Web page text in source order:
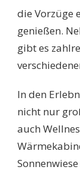
die Vorzüge
genießen.
gibt es
In den
nicht nur
auch